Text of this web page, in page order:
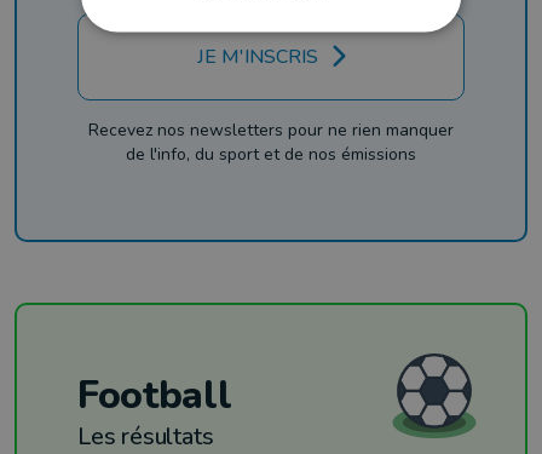
JE M'INSCRIS
Recevez nos newsletters pour ne rien manquer
de l'info, du sport et de nos émissions
Football
Les résultats